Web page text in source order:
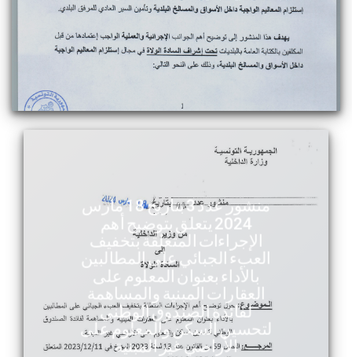
منشور عدد 3 بتاريخ 18 مارس
2024 يتعلق بتوضيح أهم
الإجراءات المتعلقة بتخفيف
العبء الجبائي على المطالبين
بالأداء بعنوان المعلوم على
العقارات المبنية والمساهمة
لفائدة الصندوق الوطني
لتحسين السكن والمعلوم على
الأراضي غير المبنية